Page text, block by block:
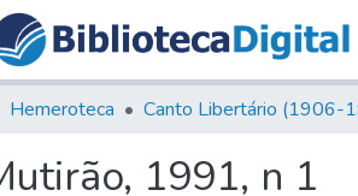
Hemeroteca
1991, n 1